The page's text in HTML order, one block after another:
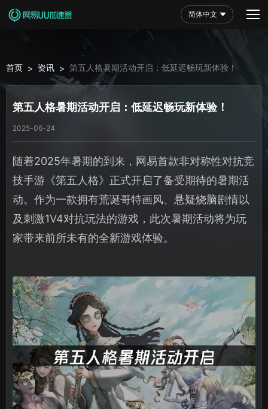
简体中文
首页 > 资讯 > 第五人格暑期活动开启：低延迟畅玩新体验！
第五人格暑期活动开启：低延迟畅玩新体验！
2025-06-24
随着2025年暑期的到来，网易首款非对称性对抗竞
技手游《第五人格》正式开启了备受期待的暑期活
动。作为一款拥有荒诞哥特画风、悬疑烧脑剧情以
及刺激1V4对抗玩法的游戏，此次暑期活动将为玩
家带来前所未有的全新游戏体验。